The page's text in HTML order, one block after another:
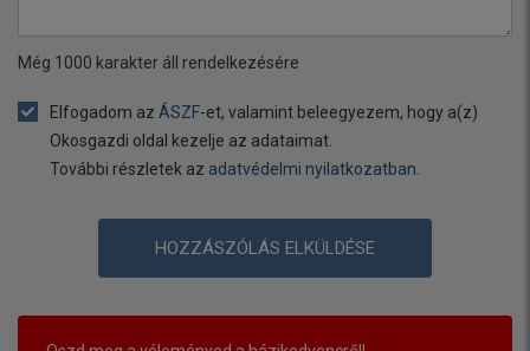
Még 1000 karakter áll rendelkezésére
Elfogadom az ÁSZF-et, valamint beleegyezem, hogy a(z)
Okosgazdi oldal kezelje az adataimat.
További részletek az adatvédelmi nyilatkozatban
HOZZÁSZÓLÁS ELKÜLDÉSE